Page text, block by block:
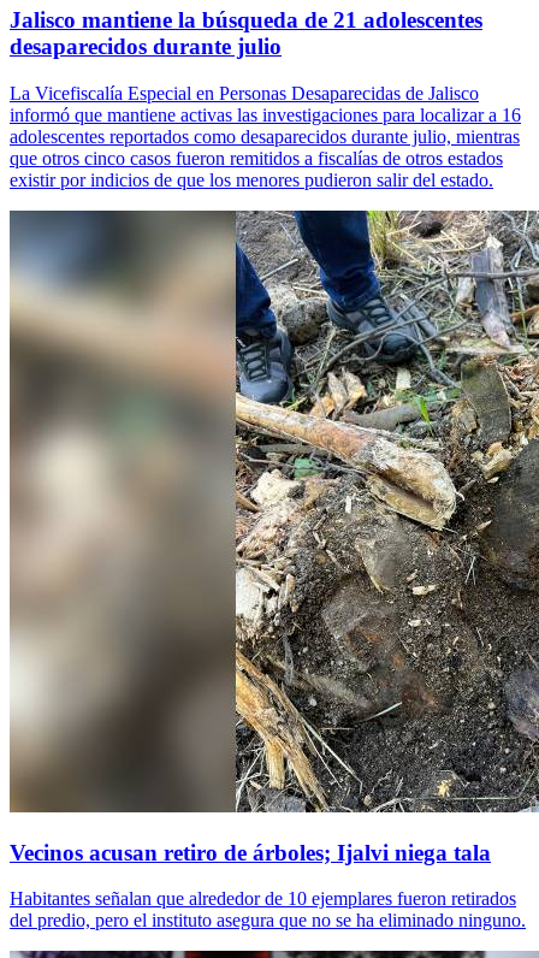
Jalisco mantiene la búsqueda de 21 adolescentes
desaparecidos durante julio
La Vicefiscalía Especial en Personas Desaparecidas de Jalisco
informó que mantiene activas las investigaciones para localizar a 16
adolescentes reportados como desaparecidos durante julio, mientras
que otros cinco casos fueron remitidos a fiscalías de otros estados
existir por indicios de que los menores pudieron salir del estado.
Vecinos acusan retiro de árboles; Ijalvi niega tala
Habitantes señalan que alrededor de 10 ejemplares fueron retirados
del predio, pero el instituto asegura que no se ha eliminado ninguno.